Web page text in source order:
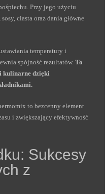
Przy jego użyciu
ciasta oraz dania główne
temperatury i
spójność rezultatów.To
kulinarne dzięki
to bezcenny element
i zwiększający efektywność
Sukcesy
z